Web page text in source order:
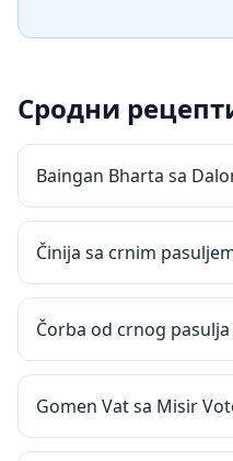
Сродни
Baingan Bharta sa
Činija sa crnim
Čorba od crnog
Gomen Vat sa Misir